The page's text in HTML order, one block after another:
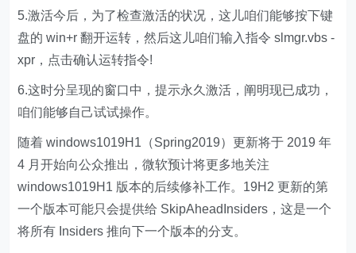
5.激活今后，为了检查激活的状况，这儿咱们能够按下键
盘的 win+r 翻开运转，然后这儿咱们输入指令 slmgr.vbs -
xpr，点击确认运转指令!
6.这时分呈现的窗口中，提示永久激活，阐明现已成功，
咱们能够自己试试操作。
随着 windows1019H1（Spring2019）更新将于 2019 年
4 月开始向公众推出，微软预计将更多地关注
windows1019H1 版本的后续修补工作。19H2 更新的第
一个版本可能只会提供给 SkipAheadInsiders，这是一个
将所有 Insiders 推向下一个版本的分支。